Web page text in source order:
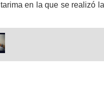
en la que se realizó